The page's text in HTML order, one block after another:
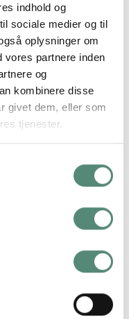
indhold og
sociale medier og til
oplysninger om
vores partnere inden
og
kombinere disse
givet dem, eller som
tjenester.
karakteristiske
og rosa skaber en
og den lyse
tegneserieagtigt
Plakaten er
perfekt sammen
med andre Bloom-